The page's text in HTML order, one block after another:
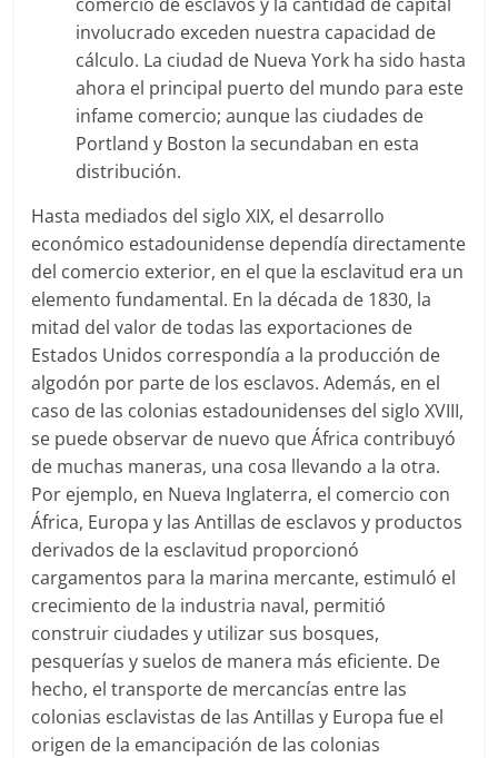
involucrado exceden nuestra capacidad de
cálculo. La ciudad de Nueva York ha sido hasta
ahora el principal puerto del mundo para este
infame comercio; aunque las ciudades de
Portland y Boston la secundaban en esta
distribución.
Hasta mediados del siglo XIX, el desarrollo
económico estadounidense dependía directamente
del comercio exterior, en el que la esclavitud era un
elemento fundamental. En la década de 1830, la
mitad del valor de todas las exportaciones de
Estados Unidos correspondía a la producción de
algodón por parte de los esclavos. Además, en el
caso de las colonias estadounidenses del siglo XVIII,
se puede observar de nuevo que África contribuyó
de muchas maneras, una cosa llevando a la otra.
Por ejemplo, en Nueva Inglaterra, el comercio con
África, Europa y las Antillas de esclavos y productos
derivados de la esclavitud proporcionó
cargamentos para la marina mercante, estimuló el
crecimiento de la industria naval, permitió
construir ciudades y utilizar sus bosques,
pesquerías y suelos de manera más eficiente. De
hecho, el transporte de mercancías entre las
colonias esclavistas de las Antillas y Europa fue el
origen de la emancipación de las colonias